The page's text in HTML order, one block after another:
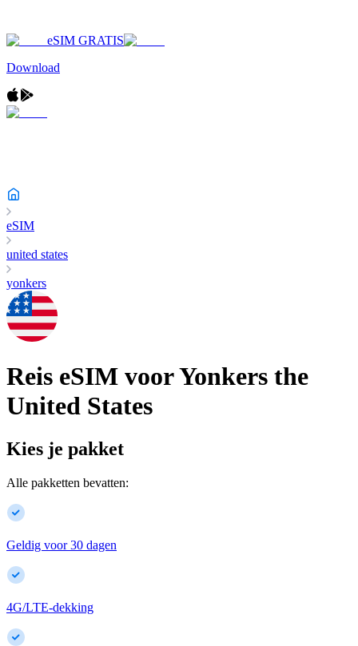
eSIM GRATIS
Download
eSIM
united states
yonkers
Reis eSIM voorYonkers the
United States
Kies je pakket
Alle pakketten bevatten:
Geldig voor 30 dagen
4G/LTE-dekking